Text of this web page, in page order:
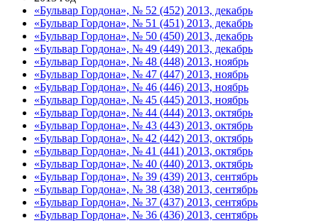
«Бульвар Гордона», № 52 (452) 2013, декабрь
«Бульвар Гордона», № 51 (451) 2013, декабрь
«Бульвар Гордона», № 50 (450) 2013, декабрь
«Бульвар Гордона», № 49 (449) 2013, декабрь
«Бульвар Гордона», № 48 (448) 2013, ноябрь
«Бульвар Гордона», № 47 (447) 2013, ноябрь
«Бульвар Гордона», № 46 (446) 2013, ноябрь
«Бульвар Гордона», № 45 (445) 2013, ноябрь
«Бульвар Гордона», № 44 (444) 2013, октябрь
«Бульвар Гордона», № 43 (443) 2013, октябрь
«Бульвар Гордона», № 42 (442) 2013, октябрь
«Бульвар Гордона», № 41 (441) 2013, октябрь
«Бульвар Гордона», № 40 (440) 2013, октябрь
«Бульвар Гордона», № 39 (439) 2013, сентябрь
«Бульвар Гордона», № 38 (438) 2013, сентябрь
«Бульвар Гордона», № 37 (437) 2013, сентябрь
«Бульвар Гордона», № 36 (436) 2013, сентябрь